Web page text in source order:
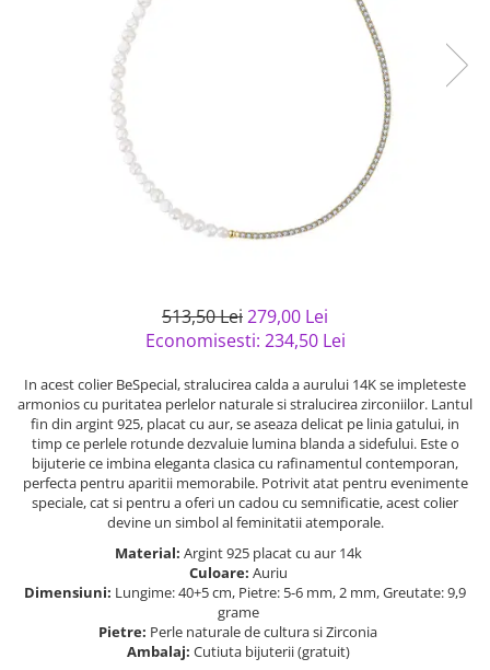
Bijuterii argint placat cu aur
Bijuterii argint cu diverse
Bijuterii argint cu murano
Bijuterii de Lux
Bijuterii gotice si rock
Bijuterii Handmade
Bijuterii fantezie
Casete si cutii de bijuterii
Bijuterii tungsten
513,50 Lei279,00 Lei
Economisesti: 234,50 Lei
In acest colier BeSpecial, stralucirea calda a aurului 14K se impleteste
armonios cu puritatea perlelor naturale si stralucirea zirconiilor. Lantul
fin din argint 925, placat cu aur, se aseaza delicat pe linia gatului, in
timp ce perlele rotunde dezvaluie lumina blanda a sidefului. Este o
bijuterie ce imbina eleganta clasica cu rafinamentul contemporan,
perfecta pentru aparitii memorabile. Potrivit atat pentru evenimente
speciale, cat si pentru a oferi un cadou cu semnificatie, acest colier
devine un simbol al feminitatii atemporale.
Material: Argint 925 placat cu aur 14k
Culoare: Auriu
Dimensiuni: Lungime: 40+5 cm, Pietre: 5-6 mm, 2 mm, Greutate: 9,9
grame
Pietre: Perle naturale de cultura si Zirconia
Ambalaj: Cutiuta bijuterii (gratuit)